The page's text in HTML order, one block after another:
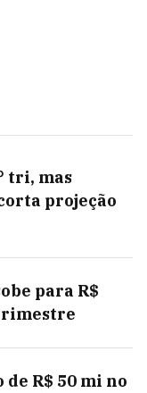
tri, mas
projeção
para R$
R$ 50 mi no